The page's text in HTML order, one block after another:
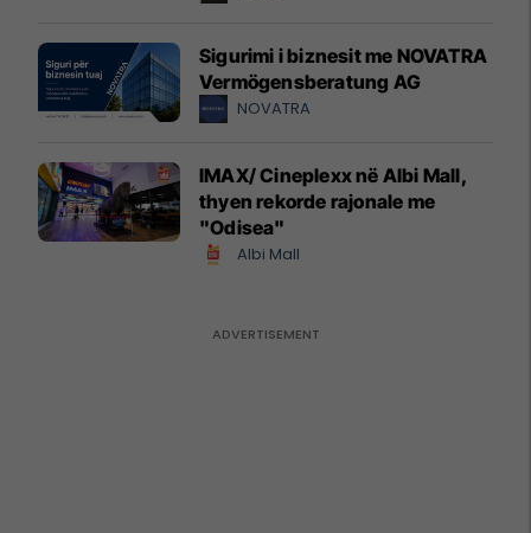
Sigurimi i biznesit me NOVATRA
Vermögensberatung AG
NOVATRA
IMAX/ Cineplexx në Albi Mall,
thyen rekorde rajonale me
"Odisea"
Albi Mall